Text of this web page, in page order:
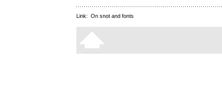
Link: On snot and fonts